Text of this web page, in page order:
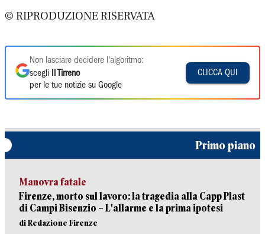
© RIPRODUZIONE RISERVATA
Non lasciare decidere l'algoritmo:
scegli
Il Tirreno
per le tue notizie su Google
CLICCA QUI
Primo piano
Manovra fatale
Firenze, morto sul lavoro: la tragedia alla Capp Plast
di Campi Bisenzio – L'allarme e la prima ipotesi
di Redazione Firenze